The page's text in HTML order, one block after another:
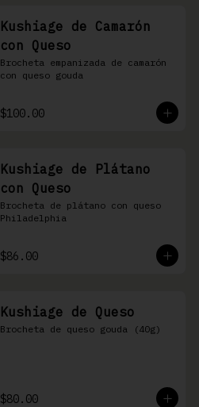
Kushiage de Camarón
con Queso
Brocheta empanizada de camarón
con queso gouda
$100.00
Kushiage de Plátano
con Queso
Brocheta de plátano con queso
Philadelphia
$86.00
Kushiage de Queso
Brocheta de queso gouda (40g)
$80.00